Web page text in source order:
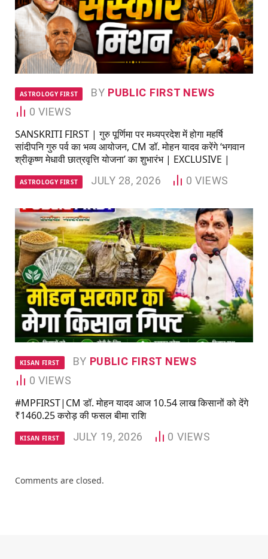
ASTROLOGY FIRST BY PUBLIC FIRST NEWS
0 VIEWS
SANSKRITI FIRST | गुरु पूर्णिमा पर मध्यप्रदेश में होगा महर्षि
सांदीपनि गुरु पर्व का भव्य आयोजन, CM डॉ. मोहन यादव करेंगे ‘भगवान
श्रीकृष्ण मेधावी छात्रवृत्ति योजना’ का शुभारंभ | EXCLUSIVE |
ASTROLOGY FIRST JULY 28, 2026 0 VIEWS
KISAN FIRST BY PUBLIC FIRST NEWS
0 VIEWS
#MPFIRST|CM डॉ. मोहन यादव आज 10.54 लाख किसानों को देंगे
₹1460.25 करोड़ की फसल बीमा राशि
KISAN FIRST JULY 19, 2026 0 VIEWS
Comments are closed.